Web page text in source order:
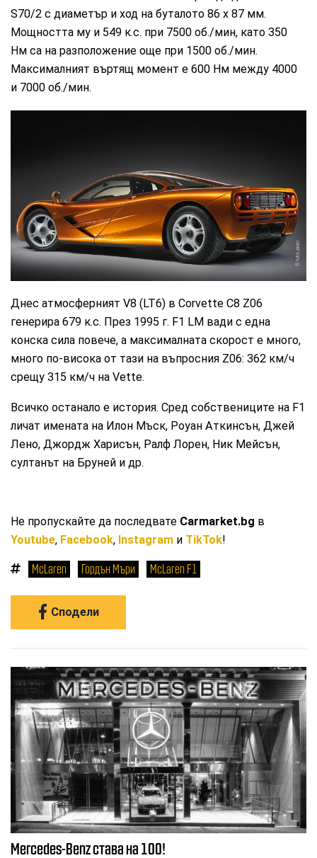
S70/2 с диаметър и ход на буталото 86 х 87 мм.
Мощността му и 549 к.с. при 7500 об./мин, като 350
Нм са на разположение още при 1500 об./мин.
Максималният въртящ момент е 600 Нм между 4000
и 7000 об./мин.
McLaren
Днес атмосферният V8 (LT6) в Corvette C8 Z06
генерира 679 к.с. През 1995 г. F1 LM вади с една
конска сила повече, а максималната скорост е много,
много по-висока от тази на въпросния Z06: 362 км/ч
срещу 315 км/ч на Vette.
Всичко останало е история. Сред собствениците на F1
личат имената на Илон Мъск, Роуан Аткинсън, Джей
Лено, Джордж Харисън, Ралф Лорен, Ник Мейсън,
султанът на Бруней и др.
Не пропускайте да последвате Carmarket.bg в
Youtube, Facebook, Instagram и TikTok!
McLaren Гордън Мъри McLaren F1
Сподели
Mercedes-Benz става на 100!